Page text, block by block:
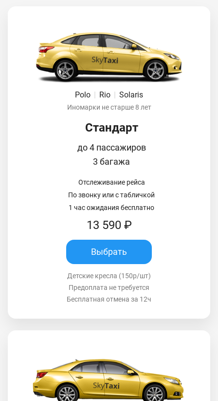
Polo | Rio | Solaris
Иномарки не старше 8 лет
Стандарт
до 4 пассажиров
3 багажа
Отслеживание рейса
По звонку или с табличкой
1 час ожидания бесплатно
13 590 ₽
Выбрать
Детские кресла (150р/шт)
Предоплата не требуется
Бесплатная отмена за 12ч